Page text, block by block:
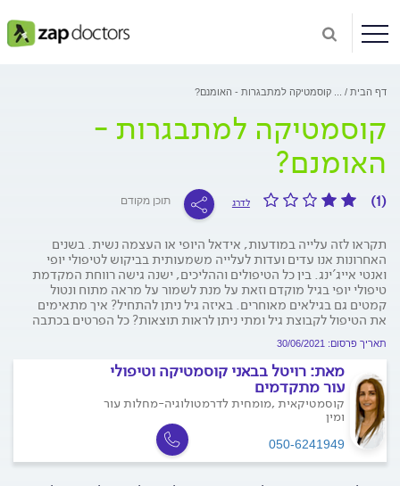
דף הבית קוסמטיקה למתבגרות - האומנם?
קוסמטיקה למתבגרות -
האומנם?
(1) לדרג תוכן מקודם
תקראו לזה עלייה במודעות, אידאל היופי או העצמה נשית. בשנים
האחרונות אנו עדים ועדות לעלייה משמעותית בביקוש לטיפולי יופי
ואנטי אייג'ינג. בין כל הטיפולים וההליכים, ישנה גישה רווחת המקדמת
טיפולי יופי בגיל מוקדם וזאת על מנת לשמור על מראה מתוח ונטול
קמטים גם בגילאים מאוחרים. באיזה גיל ניתן להתחיל? איך מתאימים
את הטיפול לקבוצת גיל ומתי ניתן לראות תוצאות? כל הפרטים בכתבה
תאריך פרסום: 30/06/2021
מאת: רויטל בבאני קוסמטיקה וטיפולי
עור מתקדמים
קוסמטיקאית ,מומחית לדרמטולוגיה-מחלות עור
ומין
050-6241949